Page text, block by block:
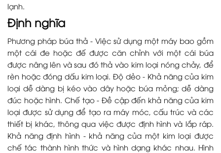
lạnh.
Định nghĩa
Phương pháp búa thả - Việc sử dụng một máy bao gồm
một cái đe hoặc đế được căn chỉnh với một cái búa
được nâng lên và sau đó thả vào kim loại nóng chảy, để
rèn hoặc đóng dấu kim loại. Độ dẻo - Khả năng của kim
loại dễ dàng bị kéo vào dây hoặc búa mỏng; dễ dàng
đúc hoặc hình. Chế tạo - Đề cập đến khả năng của kim
loại được sử dụng để tạo ra máy móc, cấu trúc và các
thiết bị khác, thông qua việc được định hình và lắp ráp.
Khả năng định hình - khả năng của một kim loại được
chế tác thành hình thức và hình dạng khác nhau. Hình